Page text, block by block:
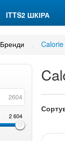
ITTS2 ШКІРА
Бренди Calorie
2 604